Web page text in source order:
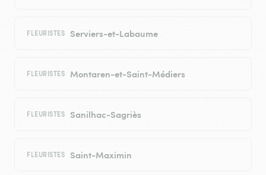
FLEURISTES Serviers-et-Labaume
FLEURISTES Montaren-et-Saint-Médiers
FLEURISTES Sanilhac-Sagriès
FLEURISTES Saint-Maximin